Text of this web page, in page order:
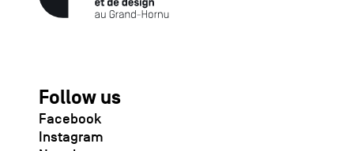
Follow us
Facebook
Instagram